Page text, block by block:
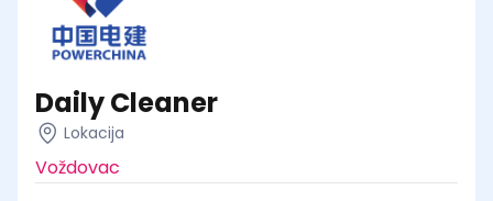
Daily Cleaner
Lokacija
Voždovac